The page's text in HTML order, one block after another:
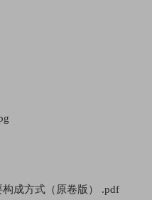
成方式（原卷版） .pdf